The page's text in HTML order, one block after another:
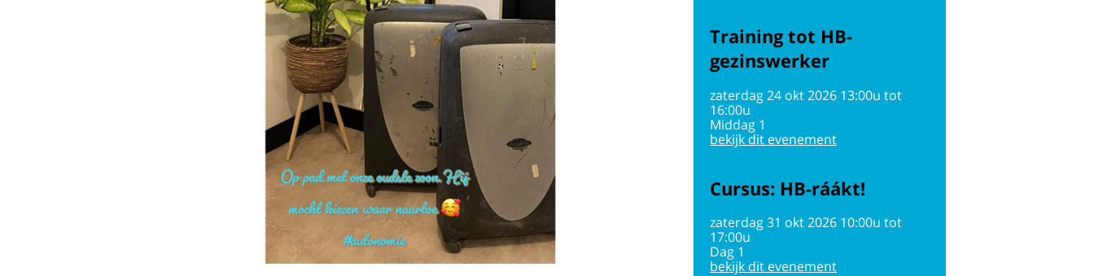
Training tot HB-
gezinswerker
zaterdag 24 okt 2026 13:00u tot
16:00u
Middag 1
bekijk dit evenement
Cursus: HB-ráákt!
zaterdag 31 okt 2026 10:00u tot
17:00u
Dag 1
bekijk dit evenement